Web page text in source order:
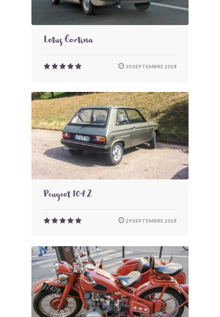
Lotus Cortina
30 SEPTEMBRE 2018
Peugeot 104 Z
29 SEPTEMBRE 2018